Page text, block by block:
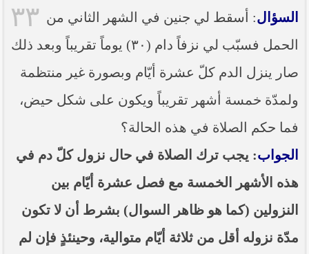
٣٣ السؤال: أسقط لي جنين في الشهر الثاني من
الحمل فسبّب لي نزفاً دام (٣٠) يوماً تقريباً وبعد ذلك
صار ينزل الدم كلّ عشرة أيّام وبصورة غير منتظمة
ولمدّة خمسة أشهر تقريباً ويكون على شكل حيض،
فما حكم الصلاة في هذه الحالة؟
الجواب: يجب ترك الصلاة في حال نزول كلّ دم في
هذه الأشهر الخمسة مع فصل عشرة أيّام بين
النزولين (كما هو ظاهر السوال) بشرط أن لا تكون
مدّة نزوله أقل من ثلاثة أيّام متوالية، وحينئذٍ فإن لم